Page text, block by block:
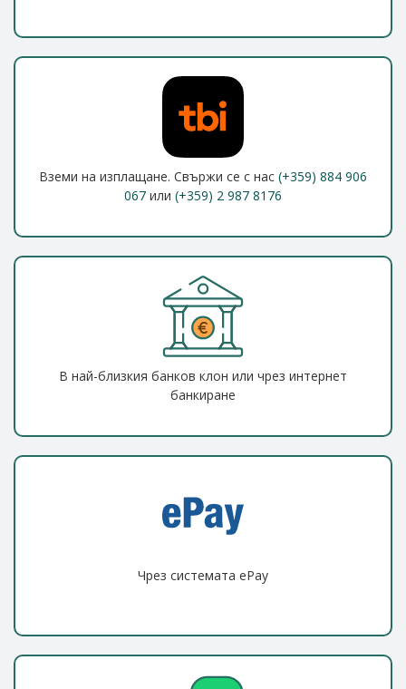
Вземи на изплащане. Свържи се с нас (+359) 884 906
067 или (+359) 2 987 8176
В най-близкия банков клон или чрез интернет
банкиране
Чрез системата ePay